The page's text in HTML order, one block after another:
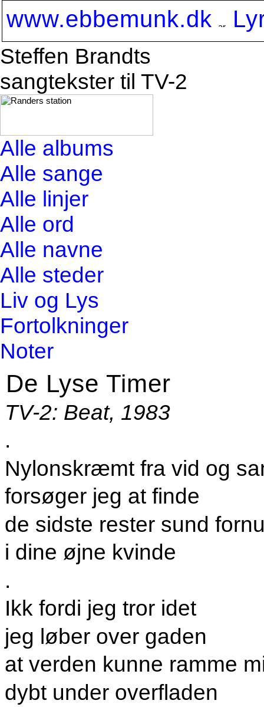
www.ebbemunk.dk
Steffen Brandts
sangtekster til TV-2
Alle albums
Alle sange
Alle linjer
Alle ord
Alle navne
Alle steder
Liv og Lys
Fortolkninger
Noter
De Lyse Timer
TV-2: Beat, 1983
.
Nylonskræmt fra vid og
forsøger jeg at finde
de sidste rester sund
i dine øjne kvinde
.
Ikk fordi jeg tror idet
jeg løber over gaden
at verden kunne ramme
dybt under overfladen